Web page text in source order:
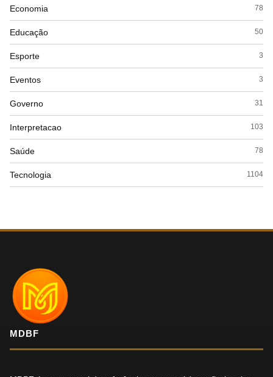
Economia 78
Educação 50
Esporte 3
Eventos 3
Governo 31
Interpretacao 103
Saúde 78
Tecnologia 1104
MDBF